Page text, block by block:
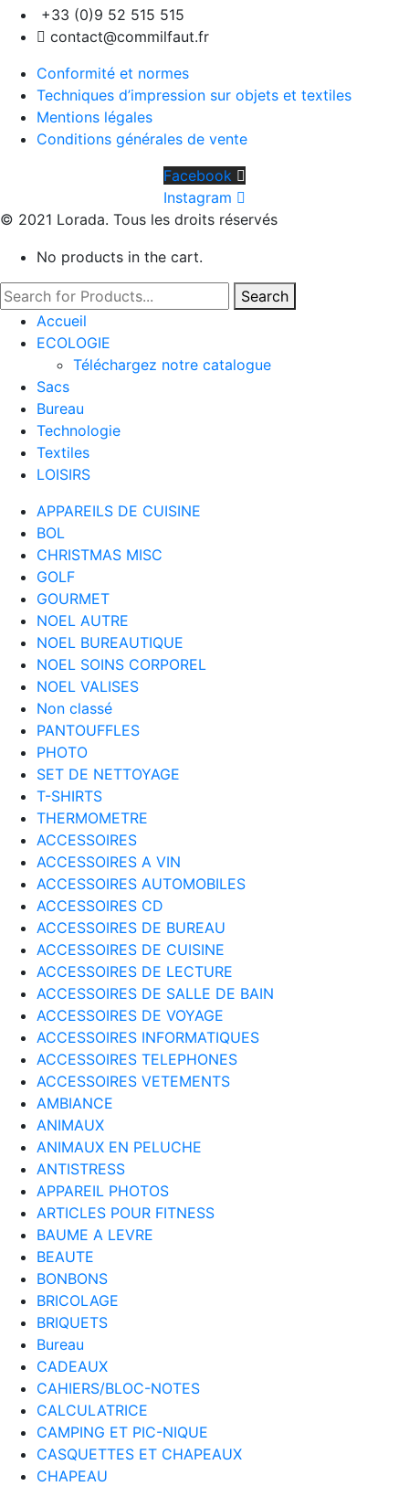
+33 (0)9 52 515 515
contact@commilfaut.fr
Conformité et normes
Techniques d’impression sur objets et textiles
Mentions légales
Conditions générales de vente
Facebook
Instagram
© 2021 Lorada. Tous les droits réservés
No products in the cart.
Search
Accueil
ECOLOGIE
Téléchargez notre catalogue
Sacs
Bureau
Technologie
Textiles
LOISIRS
APPAREILS DE CUISINE
BOL
CHRISTMAS MISC
GOLF
GOURMET
NOEL AUTRE
NOEL BUREAUTIQUE
NOEL SOINS CORPOREL
NOEL VALISES
Non classé
PANTOUFFLES
PHOTO
SET DE NETTOYAGE
T-SHIRTS
THERMOMETRE
ACCESSOIRES
ACCESSOIRES A VIN
ACCESSOIRES AUTOMOBILES
ACCESSOIRES CD
ACCESSOIRES DE BUREAU
ACCESSOIRES DE CUISINE
ACCESSOIRES DE LECTURE
ACCESSOIRES DE SALLE DE BAIN
ACCESSOIRES DE VOYAGE
ACCESSOIRES INFORMATIQUES
ACCESSOIRES TELEPHONES
ACCESSOIRES VETEMENTS
AMBIANCE
ANIMAUX
ANIMAUX EN PELUCHE
ANTISTRESS
APPAREIL PHOTOS
ARTICLES POUR FITNESS
BAUME A LEVRE
BEAUTE
BONBONS
BRICOLAGE
BRIQUETS
Bureau
CADEAUX
CAHIERS/BLOC-NOTES
CALCULATRICE
CAMPING ET PIC-NIQUE
CASQUETTES ET CHAPEAUX
CHAPEAU